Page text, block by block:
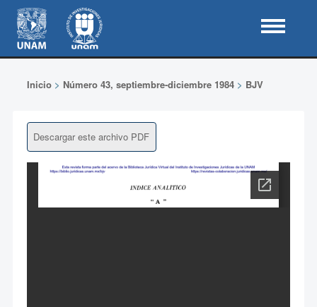
Inicio> Número 43, septiembre-diciembre 1984> BJV
Descargar este archivo PDF